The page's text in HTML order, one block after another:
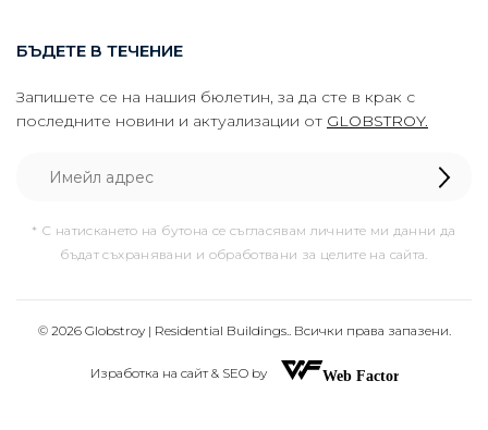
БЪДЕТЕ В ТЕЧЕНИЕ
Запишете се на нашия бюлетин, за да сте в крак с
последните новини и актуализации от GLOBSTROY.
* С натискането на бутона се съгласявам личните ми данни да
бъдат съхранявани и обработвани за целите на сайта.
© 2026 Globstroy | Residential Buildings.. Всички права запазени.
Изработка на сайт & SEO by